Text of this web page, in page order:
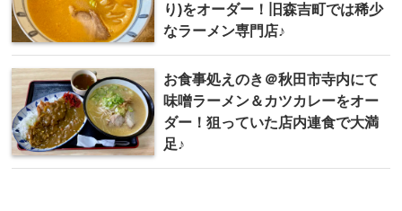
り)をオーダー！旧森吉町では稀少
なラーメン専門店♪
お食事処えのき＠秋田市寺内にて
味噌ラーメン＆カツカレーをオー
ダー！狙っていた店内連食で大満
足♪